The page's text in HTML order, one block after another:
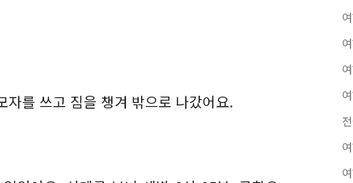
를 쓰고 짐을 챙겨 밖으로 나갔어요.